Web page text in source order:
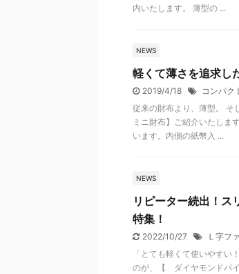
内いたします。 薄型の ...
NEWS
軽くて薄さを追求し
2019/4/18 コンパク
従来の財布より、薄型。
ミニ財布】ご紹介いたしま
います。内側の紙幣入 ...
NEWS
リピーター続出！ス
特集！
2022/10/27 Ｌ字フ
「とても軽くて使いやす
のが、【 ダイヤモンドパ